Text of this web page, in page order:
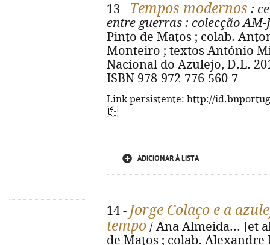
13 - Tempos modernos :
entre guerras : colecção AM-
Pinto de Matos ; colab.
Monteiro ; textos António
Nacional do Azulejo, D.L.
ISBN 978-972-776-560-7
Link persistente: http://
ADICIONAR À LISTA
14 - Jorge Colaço e a
tempo / Ana Almeida... [et
de Matos ; colab. Alexandre